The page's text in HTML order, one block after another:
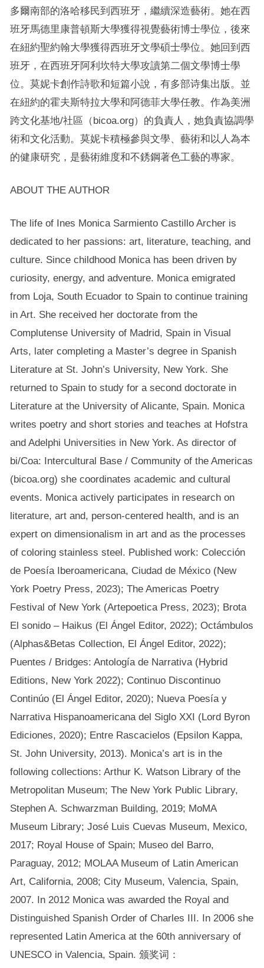
多爾南部的洛哈移民到西班牙，繼續深造藝術。她在西
班牙馬德里康普頓斯大學獲得視覺藝術博士學位，後來
在紐約聖約翰大學獲得西班牙文學碩士學位。她回到西
班牙，在西班牙阿利坎特大學攻讀第二個文學博士學
位。莫妮卡創作詩歌和短篇小說，有多部诗集出版。並
在紐約的霍夫斯特拉大學和阿德菲大學任教。作為美洲
跨文化基地/社區（bicoa.org）的負責人，她負責協調學
術和文化活動。莫妮卡積極參與文學、藝術和以人為本
的健康研究，是藝術維度和不銹鋼著色工藝的專家。
ABOUT THE AUTHOR
The life of Ines Monica Sarmiento Castillo Archer is
dedicated to her passions: art, literature, teaching, and
culture. Since childhood Monica has been driven by
curiosity, energy, and adventure. Monica emigrated
from Loja, South Ecuador to Spain to continue training
in Art. She received her doctorate from the
Complutense University of Madrid, Spain in Visual
Arts, later completing a Master’s degree in Spanish
Literature at St. John’s University, New York. She
returned to Spain to study for a second doctorate in
Literature at the University of Alicante, Spain. Monica
writes poetry and short stories and teaches at Hofstra
and Adelphi Universities in New York. As director of
bi/Coa: Intercultural Base / Community of the Americas
(bicoa.org) she coordinates academic and cultural
events. Monica actively participates in research on
literature, art and, person-centered health, and is an
expert on dimensionalism in art and as the processes
of coloring stainless steel. Published work: Colección
de Poesía Iberoamericana, Ciudad de México (New
York Poetry Press, 2023); The Americas Poetry
Festival of New York (Artepoetica Press, 2023); Brota
El sonido – Haikus (El Ángel Editor, 2022); Octámbulos
(Alphas&Betas Collection, El Ángel Editor, 2022);
Puentes / Bridges: Antología de Narrativa (Hybrid
Editions, New York 2022); Continuo Discontinuo
Continúo (El Ángel Editor, 2020); Nueva Poesía y
Narrativa Hispanoamericana del Siglo XXI (Lord Byron
Ediciones, 2020); Entre Rascacielos (Epsilon Kappa,
St. John University, 2013). Monica’s art is in the
following collections: Arthur K. Watson Library of the
Metropolitan Museum; The New York Public Library,
Stephen A. Schwarzman Building, 2019; MoMA
Museum Library; José Luis Cuevas Museum, Mexico,
2017; Royal House of Spain; Museo del Barro,
Paraguay, 2012; MOLAA Museum of Latin American
Art, California, 2008; City Museum, Valencia, Spain,
2007. In 2012 Monica was awarded the Royal and
Distinguished Spanish Order of Charles III. In 2006 she
represented Latin America at the 60th anniversary of
UNESCO in Valencia, Spain. 颁奖词：